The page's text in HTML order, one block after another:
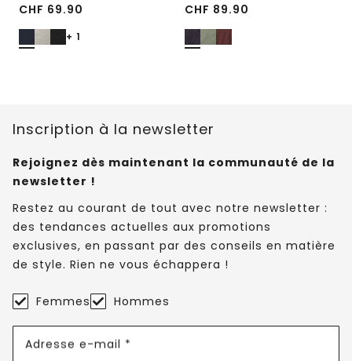
CHF 69.90
+ 1
CHF 89.90
Inscription à la newsletter
Rejoignez dès maintenant la communauté de la
newsletter !
Restez au courant de tout avec notre newsletter :
des tendances actuelles aux promotions
exclusives, en passant par des conseils en matière
de style. Rien ne vous échappera !
Femmes Hommes
Adresse e-mail *